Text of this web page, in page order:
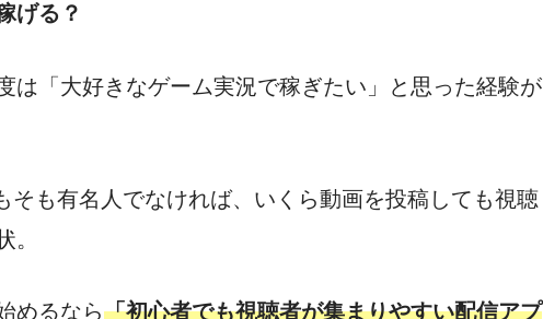
げる？
は「大好きなゲーム実況で稼ぎたい」と思った経験が
そも有名人でなければ、いくら動画を投稿しても視聴
。
めるなら「初心者でも視聴者が集まりやすい配信アプ